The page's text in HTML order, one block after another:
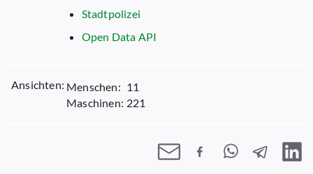
Stadtpolizei
Open Data API
Ansichten: Menschen: 11
Maschinen: 221